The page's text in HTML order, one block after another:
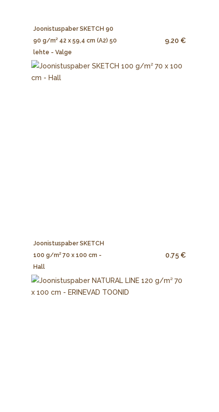
Joonistuspaber SKETCH 90
90 g/m² 42 x 59,4 cm (A2) 50
lehte - Valge
9.20 €
Joonistuspaber SKETCH
100 g/m² 70 x 100 cm -
Hall
0.75 €